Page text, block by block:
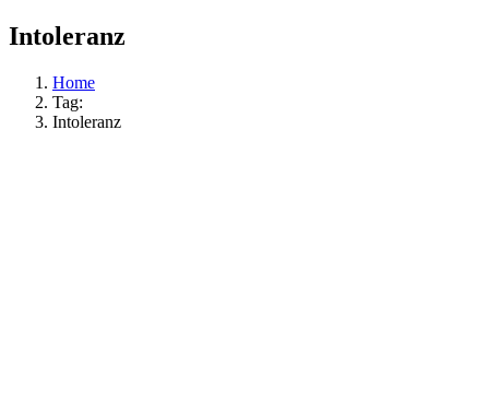
Intoleranz
Home
Tag:
Intoleranz